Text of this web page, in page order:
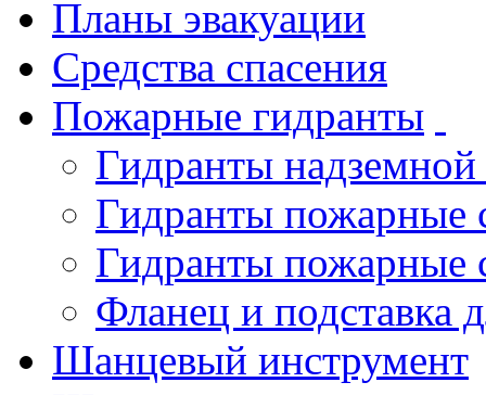
Планы эвакуации
Средства спасения
Пожарные гидранты
Гидранты
Гидранты пожарные
Гидранты пожарные
Фланец и подставка
Шанцевый инструмент